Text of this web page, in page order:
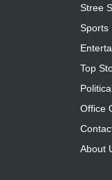
Stree
Sports
Top
Office
About